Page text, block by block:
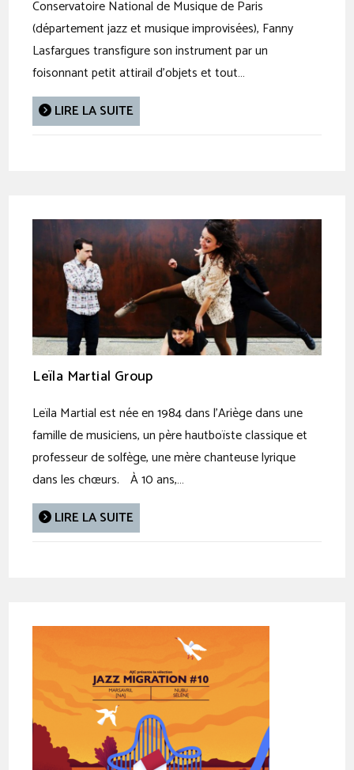
Conservatoire National de Musique de Paris
(département jazz et musique improvisées), Fanny
Lasfargues transfigure son instrument par un
foisonnant petit attirail d’objets et tout…
LIRE LA SUITE
Leïla Martial Group
Leïla Martial est née en 1984 dans l'Ariège dans une
famille de musiciens, un père hautboïste classique et
professeur de solfège, une mère chanteuse lyrique
dans les chœurs. À 10 ans,…
LIRE LA SUITE